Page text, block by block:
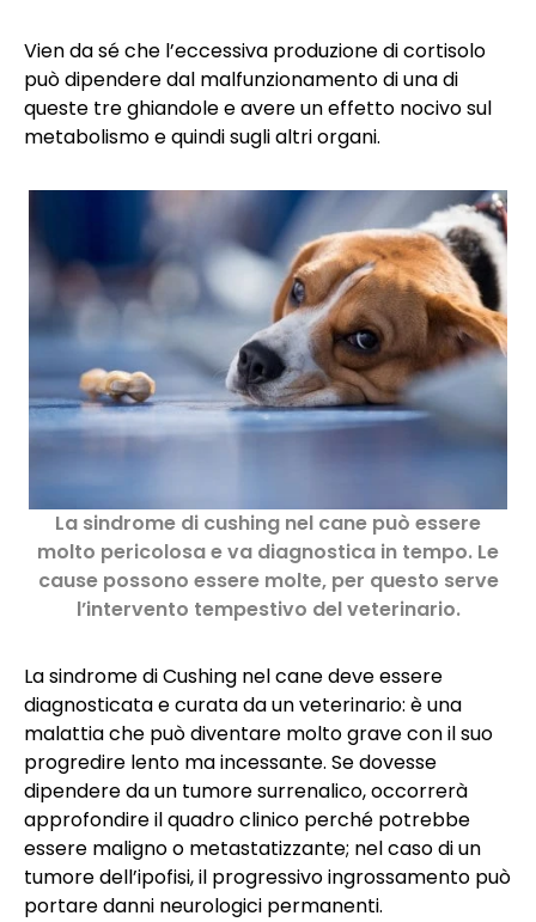
Vien da sé che l’eccessiva produzione di cortisolo
può dipendere dal malfunzionamento di una di
queste tre ghiandole e avere un effetto nocivo sul
metabolismo e quindi sugli altri organi.
La sindrome di cushing nel cane può essere
molto pericolosa e va diagnostica in tempo. Le
cause possono essere molte, per questo serve
l’intervento tempestivo del veterinario.
La sindrome di Cushing nel cane deve essere
diagnosticata e curata da un veterinario: è una
malattia che può diventare molto grave con il suo
progredire lento ma incessante. Se dovesse
dipendere da un tumore surrenalico, occorrerà
approfondire il quadro clinico perché potrebbe
essere maligno o metastatizzante; nel caso di un
tumore dell’ipofisi, il progressivo ingrossamento può
portare danni neurologici permanenti.